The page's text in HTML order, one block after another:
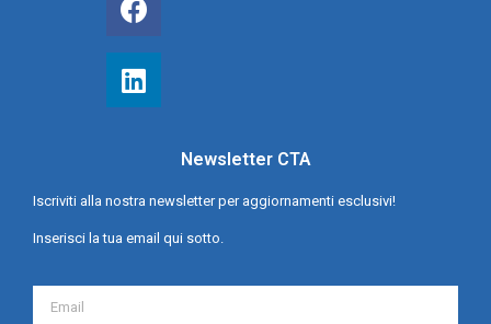
Newsletter CTA
Iscriviti alla nostra newsletter per aggiornamenti esclusivi!
Inserisci la tua email qui sotto.